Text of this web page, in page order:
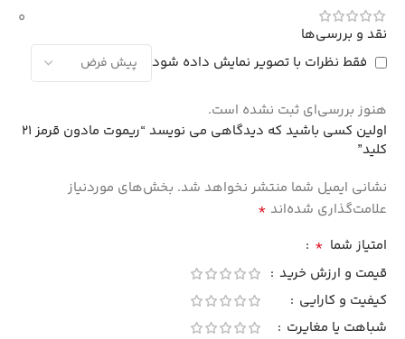
0
نقد و بررسی‌ها
فقط نظرات با تصویر نمایش داده شود
هنوز بررسی‌ای ثبت نشده است.
اولین کسی باشید که دیدگاهی می نویسد “ریموت مادون قرمز 21
کلید”
نشانی ایمیل شما منتشر نخواهد شد. بخش‌های موردنیاز
علامت‌گذاری شده‌اند *
امتیاز شما *
قیمت و ارزش خرید
کیفیت و کارایی
شباهت یا مغایرت